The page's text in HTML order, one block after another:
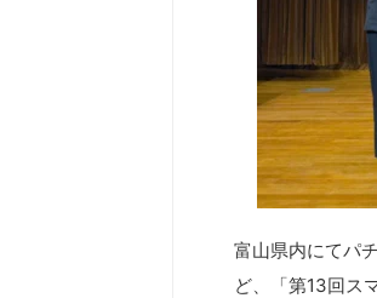
富山県内にてパ
ど、「第13回ス